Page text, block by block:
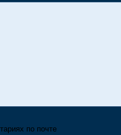
по почте